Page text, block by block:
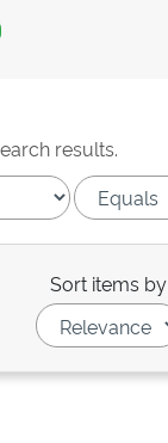
results.
Sort items by